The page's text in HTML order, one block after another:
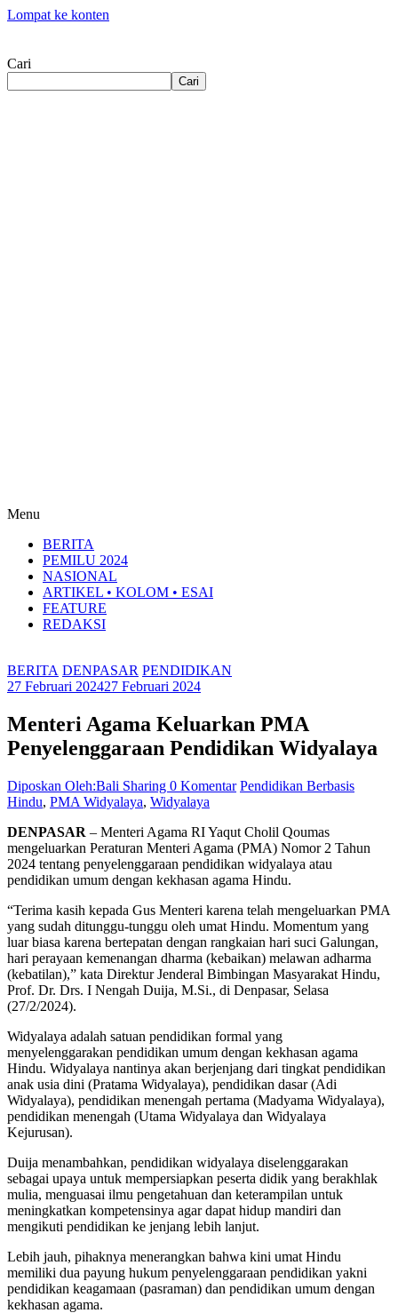
Lompat ke konten
Cari
Cari
Menu
BERITA
PEMILU 2024
NASIONAL
ARTIKEL • KOLOM • ESAI
FEATURE
REDAKSI
BERITA DENPASAR PENDIDIKAN
27 Februari 202427 Februari 2024
Menteri Agama Keluarkan PMA
Penyelenggaraan Pendidikan Widyalaya
Diposkan Oleh:Bali Sharing 0 Komentar Pendidikan Berbasis
Hindu, PMA Widyalaya, Widyalaya
DENPASAR – Menteri Agama RI Yaqut Cholil Qoumas
mengeluarkan Peraturan Menteri Agama (PMA) Nomor 2 Tahun
2024 tentang penyelenggaraan pendidikan widyalaya atau
pendidikan umum dengan kekhasan agama Hindu.
“Terima kasih kepada Gus Menteri karena telah mengeluarkan PMA
yang sudah ditunggu-tunggu oleh umat Hindu. Momentum yang
luar biasa karena bertepatan dengan rangkaian hari suci Galungan,
hari perayaan kemenangan dharma (kebaikan) melawan adharma
(kebatilan),” kata Direktur Jenderal Bimbingan Masyarakat Hindu,
Prof. Dr. Drs. I Nengah Duija, M.Si., di Denpasar, Selasa
(27/2/2024).
Widyalaya adalah satuan pendidikan formal yang
menyelenggarakan pendidikan umum dengan kekhasan agama
Hindu. Widyalaya nantinya akan berjenjang dari tingkat pendidikan
anak usia dini (Pratama Widyalaya), pendidikan dasar (Adi
Widyalaya), pendidikan menengah pertama (Madyama Widyalaya),
pendidikan menengah (Utama Widyalaya dan Widyalaya
Kejurusan).
Duija menambahkan, pendidikan widyalaya diselenggarakan
sebagai upaya untuk mempersiapkan peserta didik yang berakhlak
mulia, menguasai ilmu pengetahuan dan keterampilan untuk
meningkatkan kompetensinya agar dapat hidup mandiri dan
mengikuti pendidikan ke jenjang lebih lanjut.
Lebih jauh, pihaknya menerangkan bahwa kini umat Hindu
memiliki dua payung hukum penyelenggaraan pendidikan yakni
pendidikan keagamaan (pasraman) dan pendidikan umum dengan
kekhasan agama.